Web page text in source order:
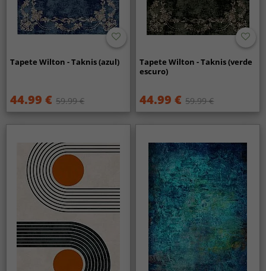
Tapete Wilton - Taknis (azul)
44.99 € 59.99 €
Tapete Wilton - Taknis (verde
escuro)
44.99 € 59.99 €